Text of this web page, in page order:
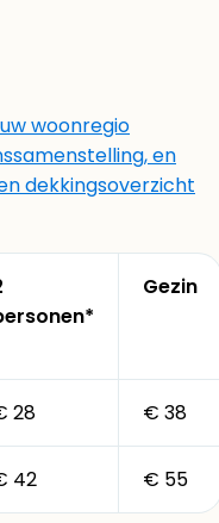
woonregio
en
dekkingsoverzicht
Gezin
28 € 38
42 € 55